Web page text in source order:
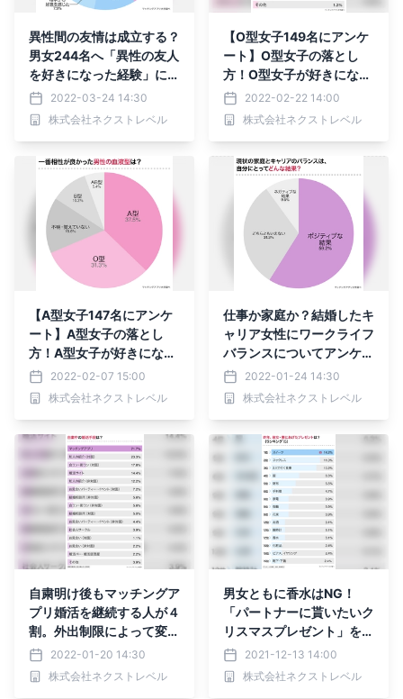
異性間の友情は成立する？
男女244名へ「異性の友人
を好きになった経験」につ
いてアンケート
2022-03-24 14:30
株式会社ネクストレベル
【O型女子149名にアンケ
ート】O型女子の落とし
方！O型女子が好きになる
男性とは？
2022-02-22 14:00
株式会社ネクストレベル
【A型女子147名にアンケ
ート】A型女子の落とし
方！A型女子が好きになる
男性とは？
2022-02-07 15:00
株式会社ネクストレベル
仕事か家庭か？結婚したキ
ャリア女性にワークライフ
バランスについてアンケー
ト
2022-01-24 14:30
株式会社ネクストレベル
自粛明け後もマッチングア
プリ婚活を継続する人が４
割。外出制限によって変化
した婚活事情とは
2022-01-20 14:30
株式会社ネクストレベル
男女ともに香水はNG！
「パートナーに貰いたいク
リスマスプレゼント」を男
女284名にアンケート
2021-12-13 14:00
株式会社ネクストレベル